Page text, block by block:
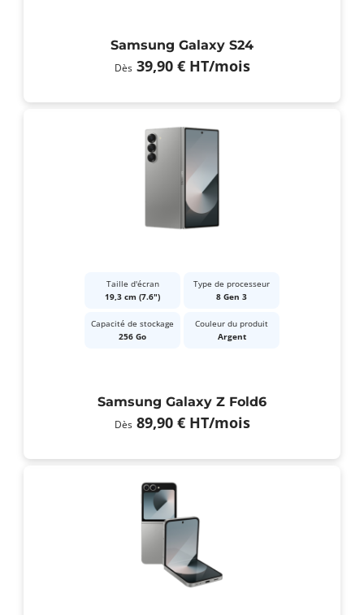
Samsung Galaxy S24
Dès 39,90 € HT/mois
Taille d'écran
19,3 cm (7.6")
Type de processeur
8 Gen 3
Capacité de stockage
256 Go
Couleur du produit
Argent
Samsung Galaxy Z Fold6
Dès 89,90 € HT/mois